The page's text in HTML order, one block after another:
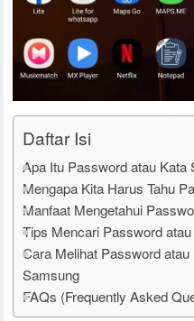
Daftar Isi
Apa Itu Password atau Kata
Mengapa Kita Harus Tahu
Manfaat Mengetahui
Tips Mencari Password
Cara Melihat Password
Samsung
FAQs (Frequently Asked